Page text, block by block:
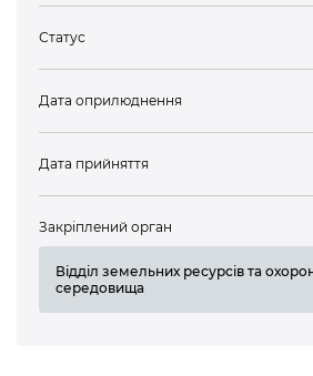
Статус
Дата оприлюднення
Дата прийняття
Закріплений орган
Відділ земельних ресурсів та
середовища